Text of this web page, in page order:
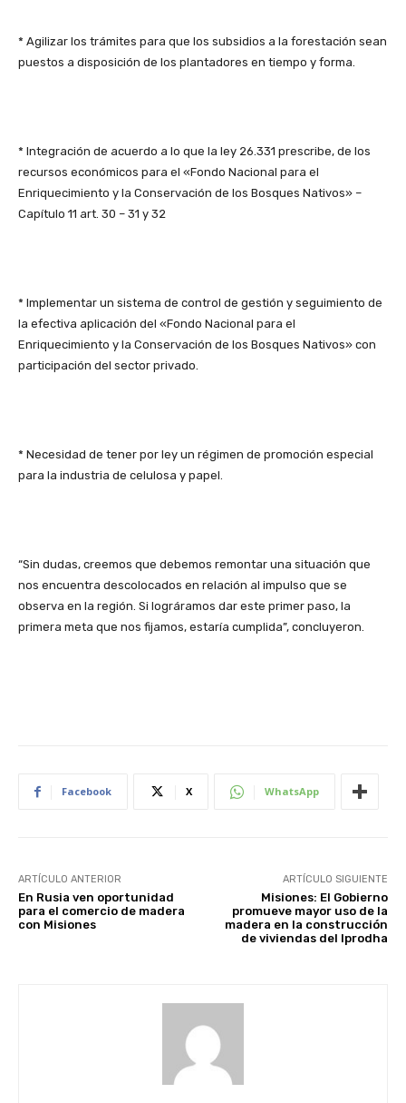
* Agilizar los trámites para que los subsidios a la forestación sean
puestos a disposición de los plantadores en tiempo y forma.
* Integración de acuerdo a lo que la ley 26.331 prescribe, de los
recursos económicos para el «Fondo Nacional para el
Enriquecimiento y la Conservación de los Bosques Nativos» –
Capítulo 11 art. 30 – 31 y 32
* Implementar un sistema de control de gestión y seguimiento de
la efectiva aplicación del «Fondo Nacional para el
Enriquecimiento y la Conservación de los Bosques Nativos» con
participación del sector privado.
* Necesidad de tener por ley un régimen de promoción especial
para la industria de celulosa y papel.
“Sin dudas, creemos que debemos remontar una situación que
nos encuentra descolocados en relación al impulso que se
observa en la región. Si lográramos dar este primer paso, la
primera meta que nos fijamos, estaría cumplida”, concluyeron.
Facebook X WhatsApp
ARTÍCULO ANTERIOR
En Rusia ven oportunidad
para el comercio de madera
con Misiones
ARTÍCULO SIGUIENTE
Misiones: El Gobierno
promueve mayor uso de la
madera en la construcción
de viviendas del Iprodha